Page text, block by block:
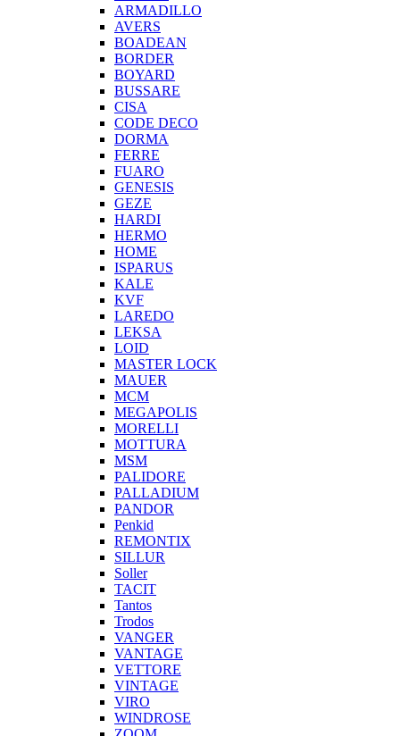
ARMADILLO
AVERS
BOADEAN
BORDER
BOYARD
BUSSARE
CISA
CODE DECO
DORMA
FERRE
FUARO
GENESIS
GEZE
HARDI
HERMO
HOMЕ
ISPARUS
KALE
KVF
LAREDO
LEKSA
LOID
MASTER LOCK
MAUER
MCM
MEGAPOLIS
MORELLI
MOTTURA
MSM
PALIDORE
PALLADIUM
PANDOR
Penkid
REMONTIX
SILLUR
Soller
TACIT
Tantos
Trodos
VANGER
VANTAGE
VETTORE
VINTAGE
VIRO
WINDROSE